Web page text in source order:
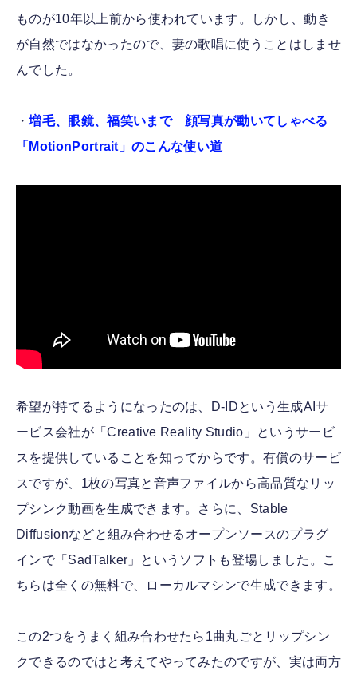
ものが10年以上前から使われています。しかし、動き
が自然ではなかったので、妻の歌唱に使うことはしませ
んでした。
・増毛、眼鏡、福笑いまで 顔写真が動いてしゃべる
「MotionPortrait」のこんな使い道
希望が持てるようになったのは、D-IDという生成AIサ
ービス会社が「Creative Reality Studio」というサービ
スを提供していることを知ってからです。有償のサービ
スですが、1枚の写真と音声ファイルから高品質なリッ
プシンク動画を生成できます。さらに、Stable
Diffusionなどと組み合わせるオープンソースのプラグ
インで「SadTalker」というソフトも登場しました。こ
ちらは全くの無料で、ローカルマシンで生成できます。
この2つをうまく組み合わせたら1曲丸ごとリップシン
クできるのではと考えてやってみたのですが、実は両方